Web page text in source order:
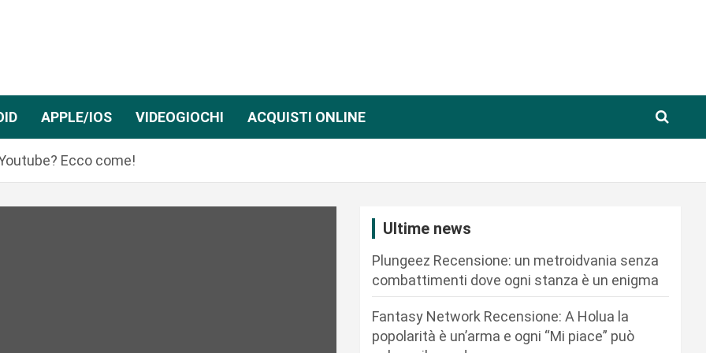
APPLE/IOS VIDEOGIOCHI ACQUISTI ONLINE
Ecco come!
Ultime news
Plungeez Recensione: un metroidvania senza
combattimenti dove ogni stanza è un enigma
Fantasy Network Recensione: A Holua la
popolarità è un’arma e ogni “Mi piace” può